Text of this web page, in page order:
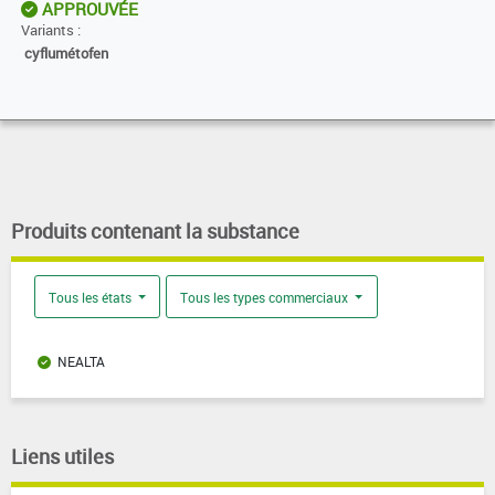
APPROUVÉE
Variants :
cyflumétofen
Produits contenant la substance
Tous les états Tous les types commerciaux
NEALTA
Liens utiles